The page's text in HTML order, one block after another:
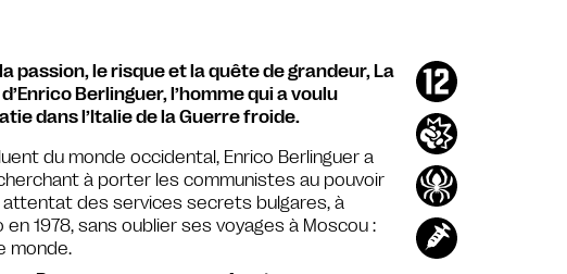
passion, le risque et la quête de grandeur, La
Berlinguer, l’homme qui a voulu
dans l’Italie de la Guerre froide.
du monde occidental, Enrico Berlinguer a
à porter les communistes au pouvoir
attentat des services secrets bulgares, à
en 1978, sans oublier ses voyages à Moscou :
monde.